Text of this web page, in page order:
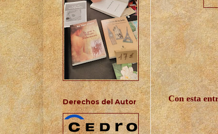
Con esta
Derechos del Autor